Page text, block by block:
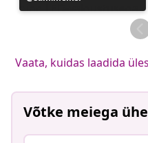
avaldatud
Vaata, kuidas laadida
Võtke meiega